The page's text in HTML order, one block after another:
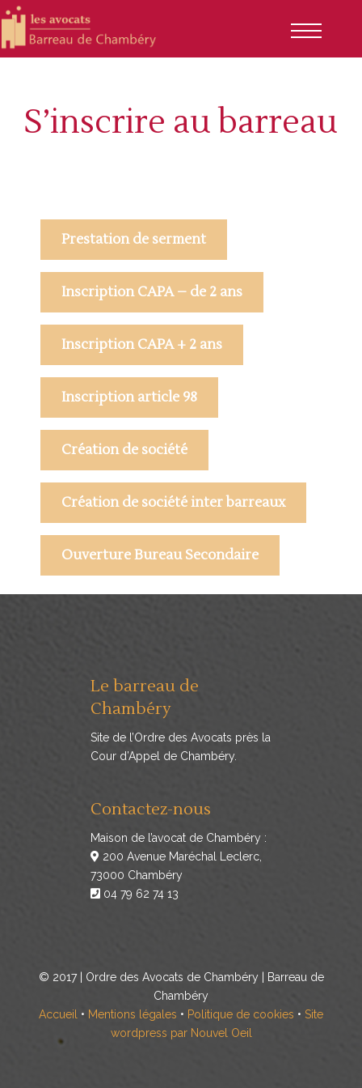
S’inscrire au barreau
Prestation de serment
Inscription CAPA – de 2 ans
Inscription CAPA + 2 ans
Inscription article 98
Création de société
Création de société inter barreaux
Ouverture Bureau Secondaire
Le barreau de
Chambéry
Site de l’Ordre des Avocats près la
Cour d’Appel de Chambéry.
Contactez-nous
Maison de l’avocat de Chambéry :
200 Avenue Maréchal Leclerc,
73000 Chambéry
04 79 62 74 13
© 2017 | Ordre des Avocats de Chambéry | Barreau de
Chambéry
Accueil
• Mentions légales • Politique de cookies • Site
wordpress par Nouvel Oeil